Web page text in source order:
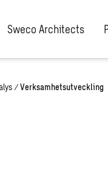
Sweco Architects
/ Verksamhetsutveckling